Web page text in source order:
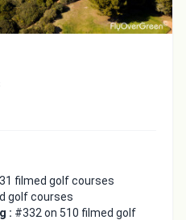
filmed golf courses
golf courses
: #332 on 510 filmed golf